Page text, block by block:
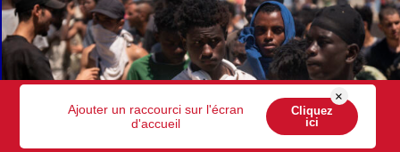
Ajouter un raccourci sur l'écran
d'accueil
Cliquez
ici
×